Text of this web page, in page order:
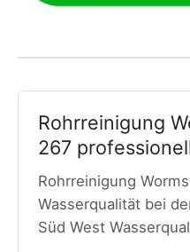
Rohrreinigung
267
Rohrreinigung
Wasserqualität bei
Süd West